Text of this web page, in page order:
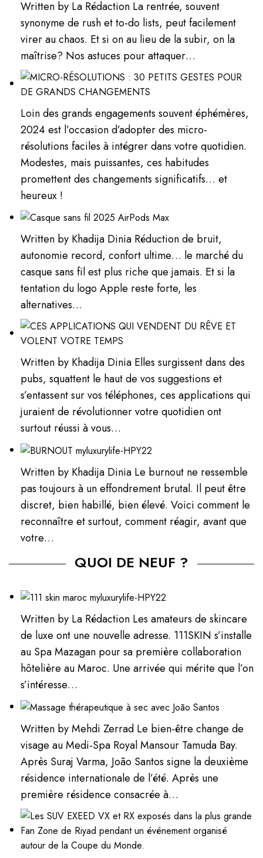
Written by La Rédaction La rentrée, souvent
synonyme de rush et to-do lists, peut facilement
virer au chaos. Et si on au lieu de la subir, on la
maîtrise? Nos astuces pour attaquer…
Loin des grands engagements souvent éphémères,
2024 est l’occasion d’adopter des micro-
résolutions faciles à intégrer dans votre quotidien.
Modestes, mais puissantes, ces habitudes
promettent des changements significatifs… et
heureux !
Written by Khadija Dinia Réduction de bruit,
autonomie record, confort ultime… le marché du
casque sans fil est plus riche que jamais. Et si la
tentation du logo Apple reste forte, les
alternatives…
Written by Khadija Dinia Elles surgissent dans des
pubs, squattent le haut de vos suggestions et
s’entassent sur vos téléphones, ces applications qui
juraient de révolutionner votre quotidien ont
surtout réussi à vous…
Written by Khadija Dinia Le burnout ne ressemble
pas toujours à un effondrement brutal. Il peut être
discret, bien habillé, bien élevé. Voici comment le
reconnaître et surtout, comment réagir, avant que
votre…
QUOI DE NEUF ?
Written by La Rédaction Les amateurs de skincare
de luxe ont une nouvelle adresse. 111SKIN s’installe
au Spa Mazagan pour sa première collaboration
hôtelière au Maroc. Une arrivée qui mérite que l’on
s’intéresse…
Written by Mehdi Zerrad Le bien-être change de
visage au Medi-Spa Royal Mansour Tamuda Bay.
Après Suraj Varma, João Santos signe la deuxième
résidence internationale de l’été. Après une
première résidence consacrée à…